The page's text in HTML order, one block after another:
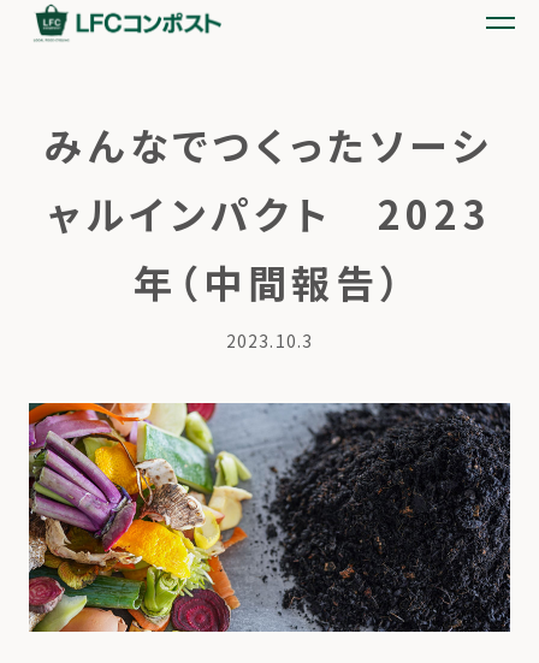
みんなでつくったソーシ
ャルインパクト 2023
年（中間報告）
2023.10.3